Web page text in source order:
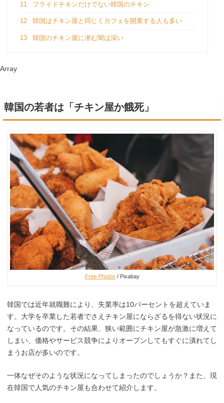
11 フライドチキンだけでない韓国のチキン
12 韓国はチキン屋と同じくカフェを開業する人も多い
13 韓国のチキン屋に潜む闇は深い
Array
韓国の若者は「チキン屋か餓死」
Free-Photos / Pixabay
韓国では近年就職難により、失業率は10パーセントを超えていま
す。大学を卒業した若者でさえチキン屋にならざるを得ない状況に
なっているのです。その結果、狭い範囲にチキン屋が急激に増えて
しまい、価格やサービス競争によりオープンしてもすぐに潰れてし
まうお店が多いのです。
一体なぜそのような状況になってしまったのでしょうか？また、現
在韓国で人気のチキン屋も合わせて紹介します。